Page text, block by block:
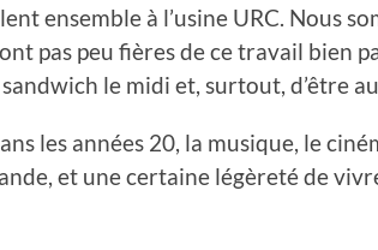
ensemble à l’usine URC. Nous
pas peu fières de ce travail bien
sandwich le midi et, surtout, d’être
les années 20, la musique, le
et une certaine légèreté de